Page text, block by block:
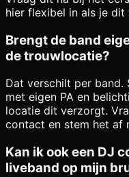
hier flexibel in als je
Brengt de band
de trouwlocatie?
Dat verschilt per band.
met eigen PA en
locatie dit verzorgt.
contact en stem het af
Kan ik ook een DJ
liveband op mijn